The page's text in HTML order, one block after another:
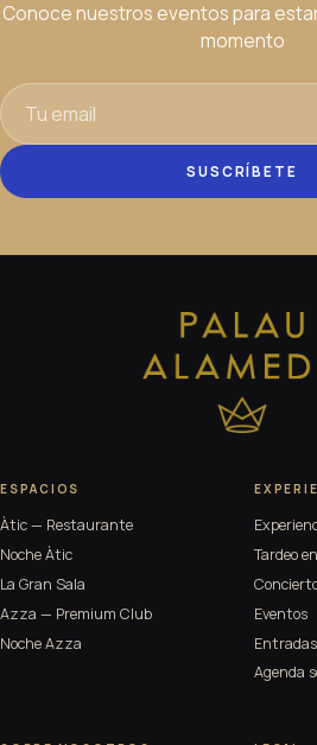
Conoce nuestros eventos para
momento
SUSCRÍBETE
ESPACIOS
Àtic — Restaurante
Noche Àtic
La Gran Sala
Azza — Premium Club
Noche Azza
Tardeo
Eventos
Entradas
Agenda